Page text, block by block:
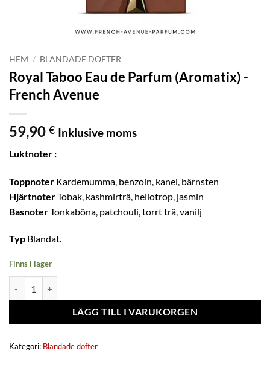
HEM / BLANDADE DOFTER
Royal Taboo Eau de Parfum (Aromatix) -
French Avenue
59,90 € Inklusive moms
Luktnoter :
Toppnoter Kardemumma, benzoin, kanel, bärnsten
HjärtnoterTobak, kashmirträ, heliotrop, jasmin
BasnoterTonkaböna, patchouli, torrt trä, vanilj
Typ Blandat.
Finns i lager
LÄGG TILL I VARUKORGEN
Kategori: Blandade dofter